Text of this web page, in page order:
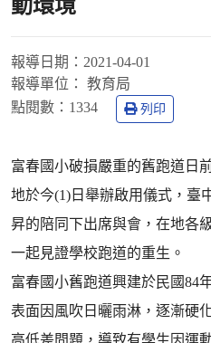
動環境
報導日期： 2021-04-01
報導單位：
教育局
點閱數： 1334 列印
富春國小破損嚴重的舊跑道日
地於今(1)日舉辦啟用儀式，臺
昇的陪同下出席與會，在地各
一起見證學校跑道的重生。
富春國小舊跑道興建於民國84
表面因風吹日曬雨淋，逐漸硬
高低差問題，導致有學生因運